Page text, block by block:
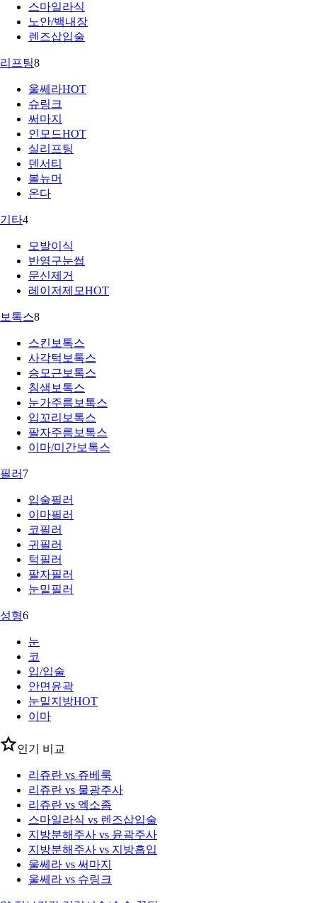
스마일라식
노안/백내장
렌즈삽입술
리프팅8
울쎄라HOT
슈링크
써마지
인모드HOT
실리프팅
덴서티
볼뉴머
온다
기타4
모발이식
반영구눈썹
문신제거
레이저제모HOT
보톡스8
스킨보톡스
사각턱보톡스
승모근보톡스
침샘보톡스
눈가주름보톡스
입꼬리보톡스
팔자주름보톡스
이마/미간보톡스
필러 7
입술필러
이마필러
코필러
귀필러
턱필러
팔자필러
눈밑필러
성형6
눈
코
입/입술
안면윤곽
눈밑지방HOT
이마
인기 비교
리쥬란 vs 쥬베룩
리쥬란 vs 물광주사
리쥬란 vs 엑소좀
스마일라식 vs 렌즈삽입술
지방분해주사 vs 윤곽주사
지방분해주사 vs 지방흡입
울쎄라 vs 써마지
울쎄라 vs 슈링크